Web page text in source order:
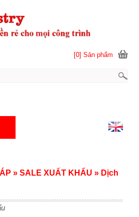
» SALE XUẤT KHẨU » Dịch
[0] Sản phẩm